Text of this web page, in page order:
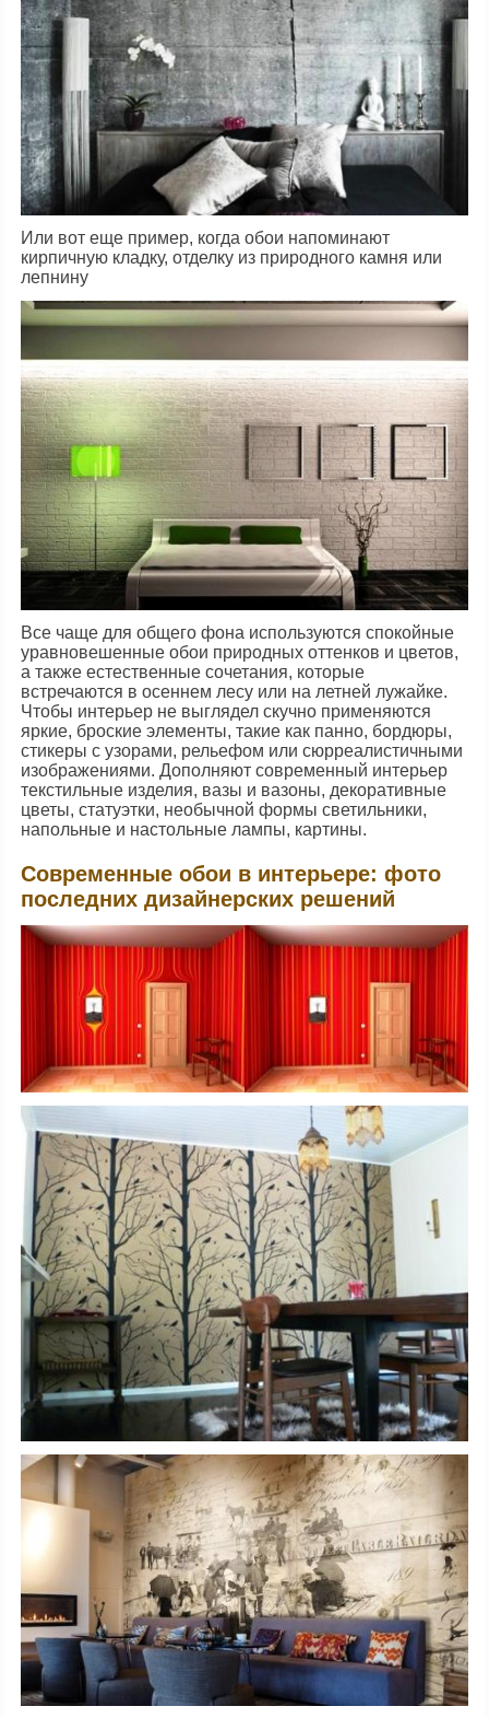
Или вот еще пример, когда обои напоминают
кирпичную кладку, отделку из природного камня или
лепнину
Все чаще для общего фона используются спокойные
уравновешенные обои природных оттенков и цветов,
а также естественные сочетания, которые
встречаются в осеннем лесу или на летней лужайке.
Чтобы интерьер не выглядел скучно применяются
яркие, броские элементы, такие как панно, бордюры,
стикеры с узорами, рельефом или сюрреалистичными
изображениями. Дополняют современный интерьер
текстильные изделия, вазы и вазоны, декоративные
цветы, статуэтки, необычной формы светильники,
напольные и настольные лампы, картины.
Современные обои в интерьере: фото
последних дизайнерских решений